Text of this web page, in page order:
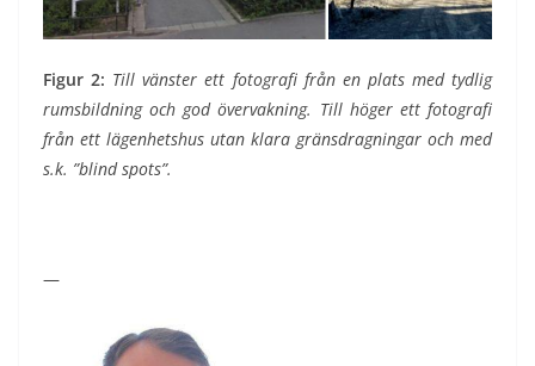
Figur 2: Till vänster ett fotografi från en plats med tydlig
rumsbildning och god övervakning. Till höger ett fotografi
från ett lägenhetshus utan klara gränsdragningar och med
s.k. ”blind spots”.
—